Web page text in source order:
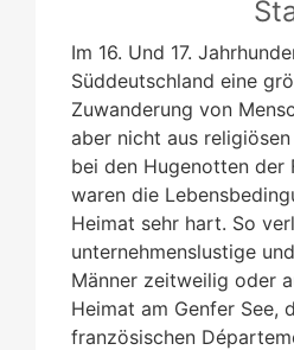
Im 16. Und 17.
Süddeutschland eine
Zuwanderung von
aber nicht aus
bei den Hugenotten der
waren die
Heimat sehr hart. So
unternehmenslustige
Männer zeitweilig oder
Heimat am Genfer See,
französischen